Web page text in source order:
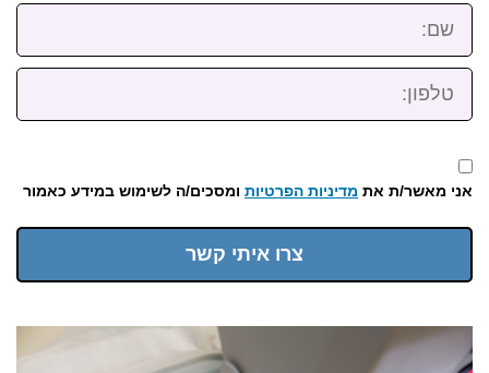
שם:
טלפון:
אני מאשר/ת את מדיניות הפרטיות ומסכים/ה לשימוש במידע כאמור
צרו איתי קשר